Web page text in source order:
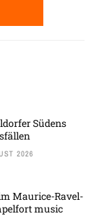
Südens
2026
Maurice-Ravel-
music